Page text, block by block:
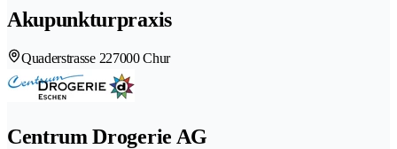
Akupunkturpraxis
Quaderstrasse 227000 Chur
Centrum Drogerie AG